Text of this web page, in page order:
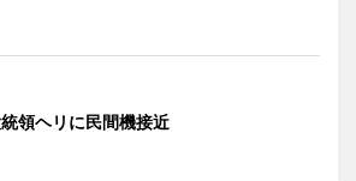
領ヘリに民間機接近